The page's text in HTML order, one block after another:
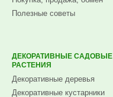
Полезные советы
ДЕКОРАТИВНЫЕ САДОВЫЕ
РАСТЕНИЯ
Декоративные деревья
Декоративные кустарники